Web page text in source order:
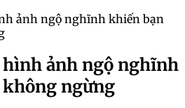
ảnh ngộ nghĩnh khiến bạn
hình ảnh ngộ nghĩnh
ngừng